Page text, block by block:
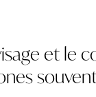
et le